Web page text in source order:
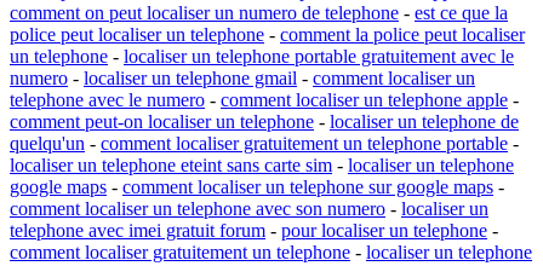
comment on peut localiser un numero de telephone - est ce que la
police peut localiser un telephone - comment la police peut localiser
un telephone - localiser un telephone portable gratuitement avec le
numero - localiser un telephone gmail - comment localiser un
telephone avec le numero - comment localiser un telephone apple -
comment peut-on localiser un telephone - localiser un telephone de
quelqu'un - comment localiser gratuitement un telephone portable -
localiser un telephone eteint sans carte sim - localiser un telephone
google maps - comment localiser un telephone sur google maps -
comment localiser un telephone avec son numero - localiser un
telephone avec imei gratuit forum - pour localiser un telephone -
comment localiser gratuitement un telephone - localiser un telephone